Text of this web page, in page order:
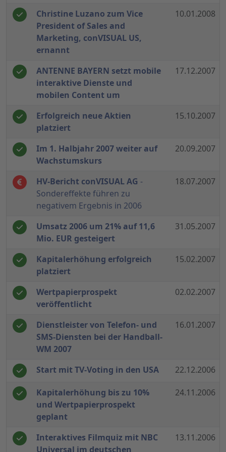
Christine Luzano zum Vice
President of Sales and
Marketing, conVISUAL US,
ernannt
10.01.2008
ANTENNE BAYERN setzt mobile
interaktive Dienste und
mobilen Content um
17.12.2007
Erfolgreich neue Aktien
platziert
15.10.2007
Im 1. Halbjahr 2007 weiter auf
Wachstumskurs
20.09.2007
HV-Bericht conVISUAL AG -
Sondereffekte führen zu
negativem Ergebnis in 2006
18.07.2007
Umsatz 2006 um 21% auf 11,6
Mio. EUR gesteigert
31.05.2007
Kapitalerhöhung erfolgreich
platziert
15.02.2007
Wertpapierprospekt
veröffentlicht
02.02.2007
Dienstleister von Telefon- und
SMS-Diensten bei der Handball-
WM 2007
16.01.2007
Start mit TV-Voting in den USA 22.12.2006
Kapitalerhöhung bis zu 10%
und Wertpapierprospekt
geplant
24.11.2006
Interaktives Filmquiz mit NBC
Universal im deutschen
13.11.2006